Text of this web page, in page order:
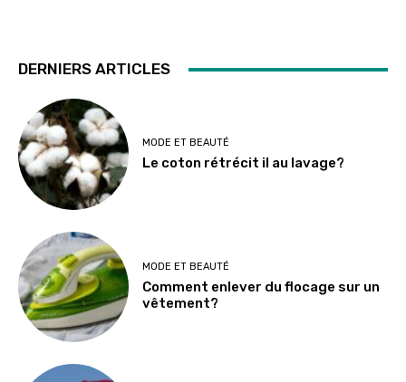
DERNIERS ARTICLES
MODE ET BEAUTÉ
Le coton rétrécit il au lavage?
MODE ET BEAUTÉ
Comment enlever du flocage sur un
vêtement?